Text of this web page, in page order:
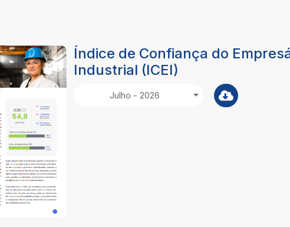
Índice de Confiança do
Industrial (ICEI)
Julho - 2026